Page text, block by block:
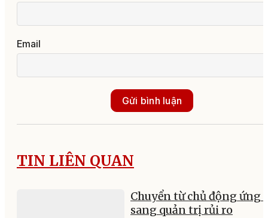
Email
Gửi bình luận
TIN LIÊN QUAN
Chuyển từ chủ động ứng
sang quản trị rủi ro